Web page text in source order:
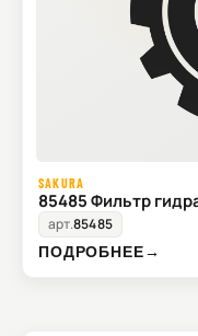
SAKURA
85485 Фильтр
арт.85485
ПОДРОБНЕЕ→